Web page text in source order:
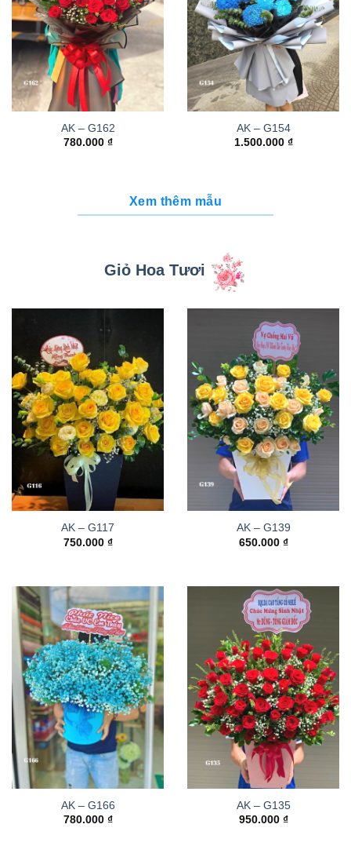
AK – G162
780.000 ₫
AK – G154
1.500.000 ₫
Xem thêm mẫu
Giỏ Hoa Tươi
AK – G117
750.000 ₫
AK – G139
650.000 ₫
AK – G166
780.000 ₫
AK – G135
950.000 ₫